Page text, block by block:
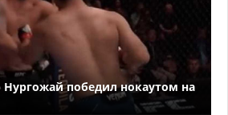
Нургожай победил нокаутом на